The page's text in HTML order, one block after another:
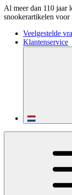
Al meer dan 110 jaar
snookerartikelen voor
Veelgestelde
Klantenservice